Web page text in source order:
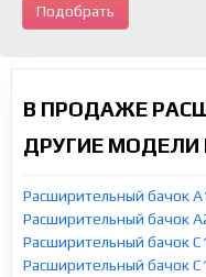
Подобрать
В ПРОДАЖЕ
ДРУГИЕ МОДЕЛИ
Расширительный бачок
Расширительный бачок
Расширительный бачок
Расширительный бачок